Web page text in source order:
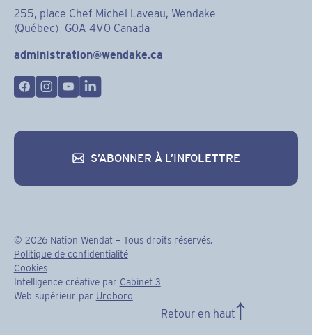
255, place Chef Michel Laveau, Wendake
(Québec) G0A 4V0 Canada
administration@wendake.ca
S’ABONNER À L’INFOLETTRE
S’abonner à l’infolettre
© 2026Nation Wendat – Tous droits réservés.
Politique de confidentialité
Cookies
Intelligence créative par Cabinet 3
Web supérieur par Uroboro
Retour en haut